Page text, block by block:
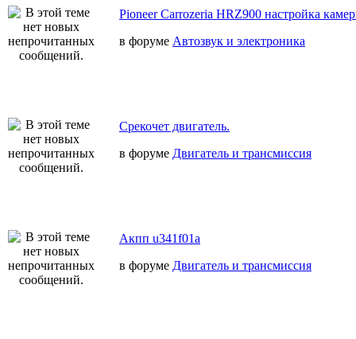
Pioneer Carrozeria HRZ900 настройка
в форуме Автозвук и электроника
Срекочет двигатель.
в форуме Двигатель и трансмиссия
Акпп u341f01a
в форуме Двигатель и трансмиссия